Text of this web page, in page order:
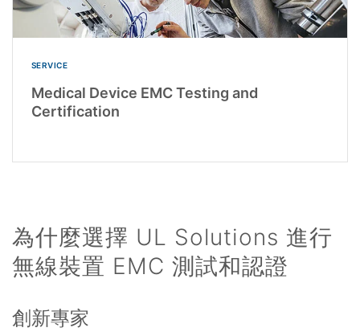
SERVICE
Medical Device EMC Testing and
Certification
為什麼選擇 UL Solutions 進行
無線裝置 EMC 測試和認證
創新專家